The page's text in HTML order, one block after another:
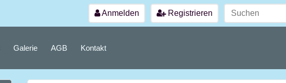
Anmelden Registrieren
Galerie AGB Kontakt